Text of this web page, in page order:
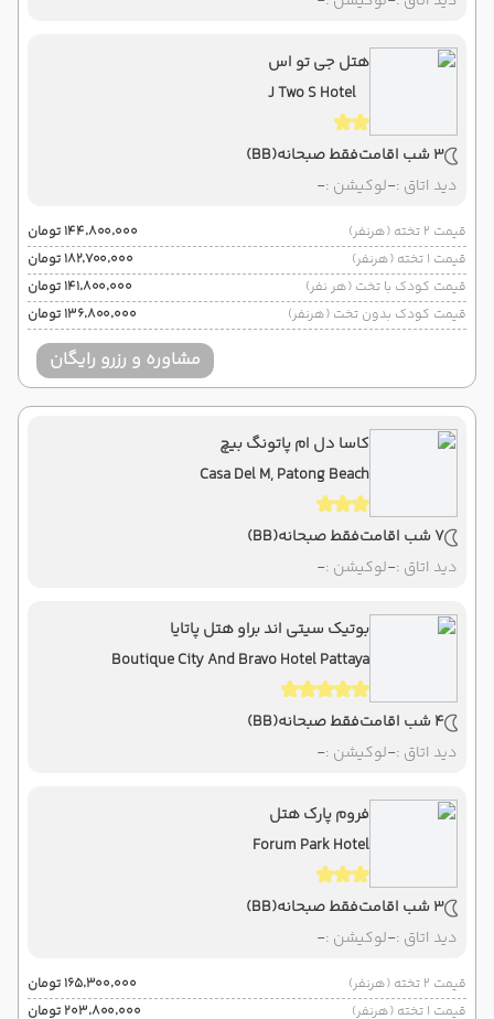
هتل جی تو اس
J Two S Hotel
3 شب اقامت فقط صبحانه(BB)
دید اتاق :-لوکیشن :-
قیمت 2 تخته (هرنفر)
۱۴۴٬۸۰۰٬۰۰۰ تومان
قیمت 1 تخته (هرنفر)
۱۸۲٬۷۰۰٬۰۰۰ تومان
قیمت کودک با تخت (هر نفر)
۱۴۱٬۸۰۰٬۰۰۰ تومان
قیمت کودک بدون تخت (هرنفر)
۱۳۶٬۸۰۰٬۰۰۰ تومان
مشاوره و رزرو رایگان
کاسا دل ام پاتونگ بیچ
Casa Del M, Patong Beach
7 شب اقامت فقط صبحانه(BB)
دید اتاق :-لوکیشن :-
بوتیک سیتی اند براو هتل پاتایا
Boutique City And Bravo Hotel Pattaya
4 شب اقامت فقط صبحانه(BB)
دید اتاق :-لوکیشن :-
فروم پارک هتل
Forum Park Hotel
3 شب اقامت فقط صبحانه(BB)
دید اتاق :-لوکیشن :-
قیمت 2 تخته (هرنفر)
۱۶۵٬۳۰۰٬۰۰۰ تومان
قیمت 1 تخته (هرنفر)
۲۰۳٬۸۰۰٬۰۰۰ تومان